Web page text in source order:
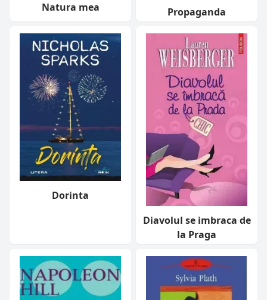
Natura mea Propaganda
Dorinta
Diavolul se imbraca de
la Praga